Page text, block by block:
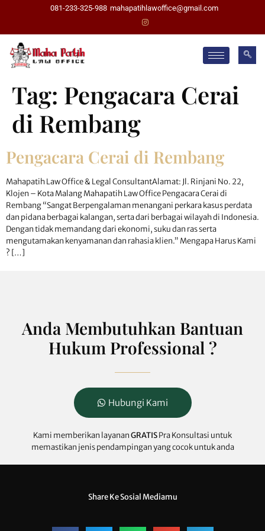
081-233-325-988 mahapatihlawoffice@gmail.com
Tag: Pengacara Cerai
di Rembang
Pengacara Cerai di Rembang
Mahapatih Law Office & Legal ConsultantAlamat: Jl. Rinjani No. 22,
Klojen – Kota Malang Mahapatih Law Office Pengacara Cerai di
Rembang “Sangat Berpengalaman menangani perkara kasus perdata
dan pidana berbagai kalangan, serta dari berbagai wilayah di Indonesia.
Dengan tidak memandang dari ekonomi, suku dan ras serta
mengutamakan kenyamanan dan rahasia klien.” Mengapa Harus Kami
? […]
Anda Membutuhkan Bantuan
Hukum Professional ?
Hubungi Kami
Kami memberikan layananGRATISPra Konsultasi untuk
memastikan jenis pendampingan yang cocok untuk anda
Share Ke Sosial Mediamu